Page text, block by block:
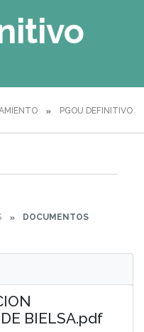
PGOU DEFINITIVO
DOCUMENTOS
BIELSA.pdf